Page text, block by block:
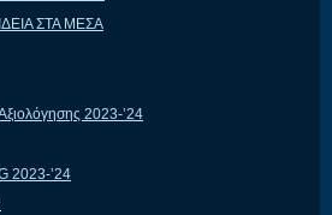
ΣΤΑ ΜΕΣΑ
2023-’24
2023-’24